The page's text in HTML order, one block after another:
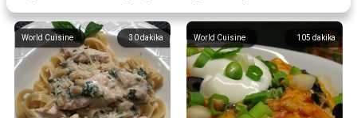
30dakika
World Cuisine 105 dakika
World Cuisine